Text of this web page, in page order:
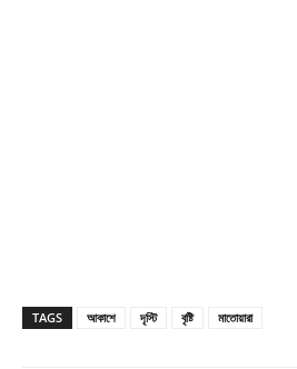
TAGS আকাশে দৃস্টি বৃষ্টি মাতোয়ারা